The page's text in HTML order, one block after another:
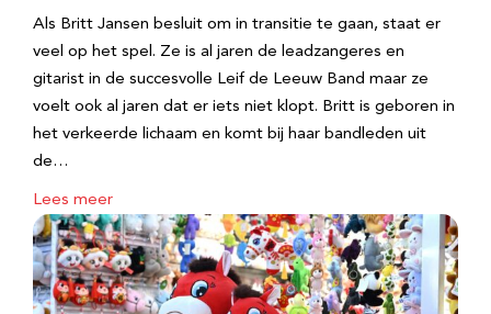
Als Britt Jansen besluit om in transitie te gaan, staat er
veel op het spel. Ze is al jaren de leadzangeres en
gitarist in de succesvolle Leif de Leeuw Band maar ze
voelt ook al jaren dat er iets niet klopt. Britt is geboren in
het verkeerde lichaam en komt bij haar bandleden uit
de…
Lees meer